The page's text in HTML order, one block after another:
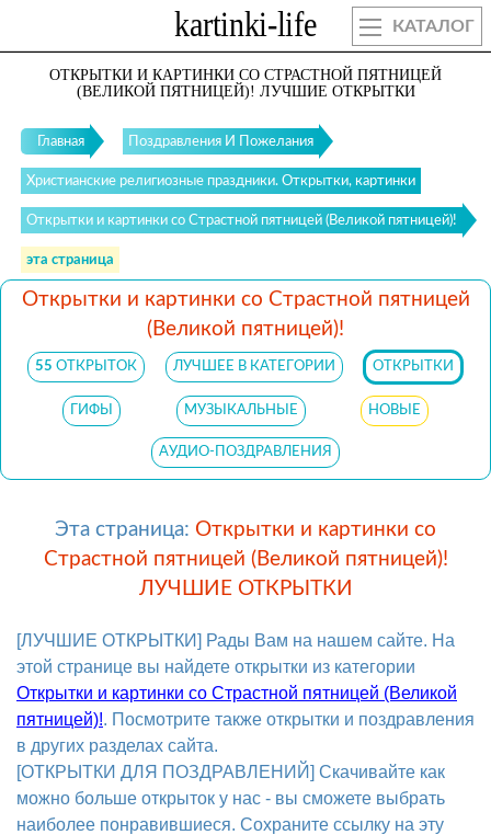
КАТАЛОГ
ОТКРЫТКИ И КАРТИНКИ СО СТРАСТНОЙ ПЯТНИЦЕЙ
(ВЕЛИКОЙ ПЯТНИЦЕЙ)! ЛУЧШИЕ ОТКРЫТКИ
Главная Поздравления И Пожелания
Христианские религиозные праздники. Открытки, картинки
Открытки и картинки со Страстной пятницей (Великой пятницей)!
эта страница
Открытки и картинки со Страстной пятницей
(Великой пятницей)!
55 ОТКРЫТОК ЛУЧШЕЕ В КАТЕГОРИИ ОТКРЫТКИ
ГИФЫ МУЗЫКАЛЬНЫЕ НОВЫЕ
АУДИО-ПОЗДРАВЛЕНИЯ
Эта страница: Открытки и картинки со
Страстной пятницей (Великой пятницей)!
ЛУЧШИЕ ОТКРЫТКИ
[ЛУЧШИЕ ОТКРЫТКИ] Рады Вам на нашем сайте. На
этой странице вы найдете открытки из категории
Открытки и картинки со Страстной пятницей (Великой
пятницей)!. Посмотрите также открытки и поздравления
в других разделах сайта.
[ОТКРЫТКИ ДЛЯ ПОЗДРАВЛЕНИЙ] Скачивайте как
можно больше открыток у нас - вы сможете выбрать
наиболее понравившиеся. Сохраните ссылку на эту